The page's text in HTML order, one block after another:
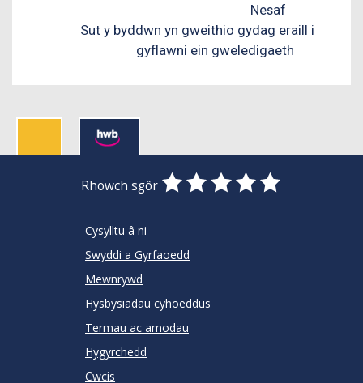
Nesaf
Sut y byddwn yn gweithio gydag eraill i
gyflawni ein gweledigaeth
Rhowch sgôr
0
Stars
1
Star
2
Stars
3
Stars
4
Stars
5
Stars
Cysylltu â ni
Swyddi a Gyrfaoedd
Mewnrywd
Hysbysiadau cyhoeddus
Termau ac amodau
Hygyrchedd
Cwcis